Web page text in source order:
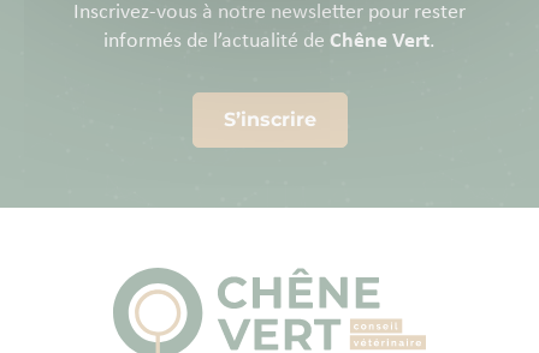
Inscrivez-vous à notre newsletter pour rester
informés de l’actualité de Chêne Vert.
S’inscrire